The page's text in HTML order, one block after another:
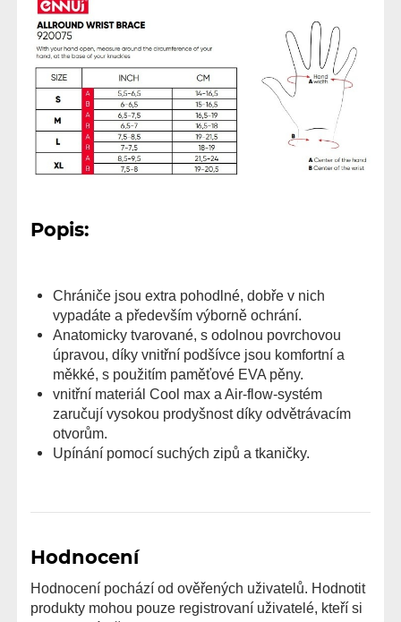
Popis:
Chrániče jsou extra pohodlné, dobře v nich
vypadáte a především výborně ochrání.
Anatomicky tvarované, s odolnou povrchovou
úpravou, díky vnitřní podšívce jsou komfortní a
měkké, s použitím paměťové EVA pěny.
vnitřní materiál Cool max a Air-flow-systém
zaručují vysokou prodyšnost díky odvětrávacím
otvorům.
Upínání pomocí suchých zipů a tkaničky.
Hodnocení
Hodnocení pochází od ověřených uživatelů. Hodnotit
produkty mohou pouze registrovaní uživatelé, kteří si